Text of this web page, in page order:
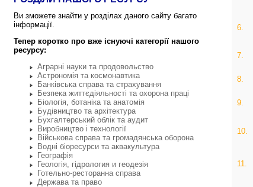
Ви зможете знайти у розділах даного сайту багато
інформації.
Тепер коротко про вже існуючі категорії нашого
ресурсу:
Аграрні науки та продовольство
Астрономія та космонавтика
Банківська справа та страхування
Безпека життєдіяльності та охорона праці
Біологія, ботаніка та анатомія
Будівництво та архітектура
Бухгалтерський облік та аудит
Виробництво і технології
Військова справа та громадянська оборона
Водні біоресурси та аквакультура
Географія
Геологія, гідрология и геодезія
Готельно-ресторанна справа
Держава та право
6.
7.
8.
9.
10.
11.